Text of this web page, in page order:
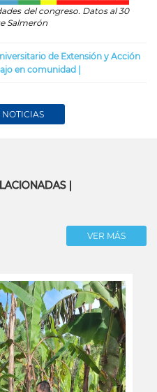
del congreso. Datos al 30
Salmerón
de Extensión y Acción
en comunidad |
NOTICIAS
|
VER MÁS